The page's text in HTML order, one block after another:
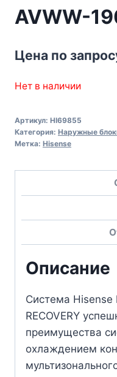
AVWW-
Цена по
Нет в наличии
Артикул: HI69855
Категория: Наружные
Метка: Hisense
Описание
Система Hisense
RECOVERY
преимущества
охлаждением